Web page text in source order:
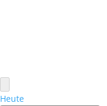
Heute